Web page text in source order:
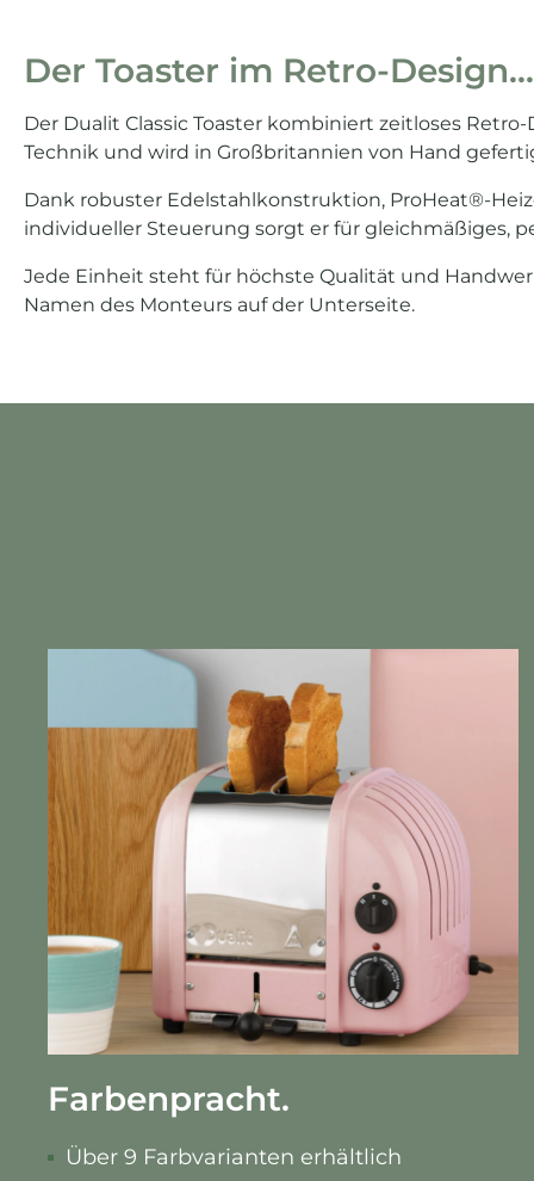
Der Toaster im Retro-Design...
Der Dualit Classic Toaster kombiniert zeitloses
Technik und wird in Großbritannien von Hand
Dank robuster Edelstahlkonstruktion, ProHeat®-
individueller Steuerung sorgt er für gleichmäßiges,
Jede Einheit steht für höchste Qualität und
Namen des Monteurs auf der Unterseite.
Farbenpracht.
Über 9 Farbvarianten erhältlich